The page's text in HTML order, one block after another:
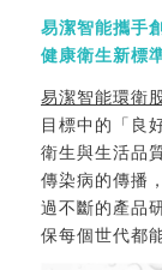
易潔智能攜手
健康衛生新標
易潔智能環衛
目標中的「良
衛生與生活品
傳染病的傳播
過不斷的產品
保每個世代都